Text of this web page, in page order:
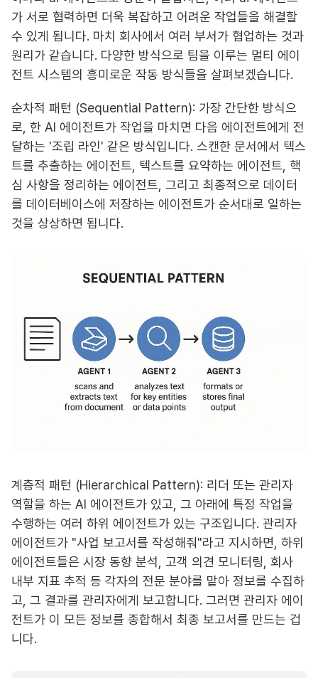
가 서로 협력하면 더욱 복잡하고 어려운 작업들을 해결할
수 있게 됩니다. 마치 회사에서 여러 부서가 협업하는 것과
원리가 같습니다. 다양한 방식으로 팀을 이루는 멀티 에이
전트 시스템의 흥미로운 작동 방식들을 살펴보겠습니다.
순차적 패턴 (Sequential Pattern): 가장 간단한 방식으
로, 한 AI 에이전트가 작업을 마치면 다음 에이전트에게 전
달하는 '조립 라인' 같은 방식입니다. 스캔한 문서에서 텍스
트를 추출하는 에이전트, 텍스트를 요약하는 에이전트, 핵
심 사항을 정리하는 에이전트, 그리고 최종적으로 데이터
를 데이터베이스에 저장하는 에이전트가 순서대로 일하는
것을 상상하면 됩니다.
계층적 패턴 (Hierarchical Pattern): 리더 또는 관리자
역할을 하는 AI 에이전트가 있고, 그 아래에 특정 작업을
수행하는 여러 하위 에이전트가 있는 구조입니다. 관리자
에이전트가 "사업 보고서를 작성해줘"라고 지시하면, 하위
에이전트들은 시장 동향 분석, 고객 의견 모니터링, 회사
내부 지표 추적 등 각자의 전문 분야를 맡아 정보를 수집하
고, 그 결과를 관리자에게 보고합니다. 그러면 관리자 에이
전트가 이 모든 정보를 종합해서 최종 보고서를 만드는 겁
니다.